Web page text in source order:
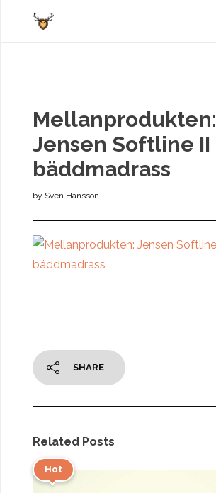
Mellanprodukten:
Jensen Softline II
bäddmadrass
by Sven Hansson
SHARE
Related Posts
Hot